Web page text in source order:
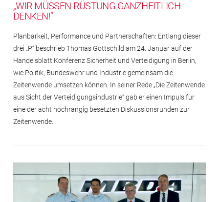
„WIR MÜSSEN RÜSTUNG GANZHEITLICH
DENKEN!“
Planbarkeit, Performance und Partnerschaften: Entlang dieser
drei „P“ beschrieb Thomas Gottschild am 24. Januar auf der
Handelsblatt Konferenz Sicherheit und Verteidigung in Berlin,
wie Politik, Bundeswehr und Industrie gemeinsam die
Zeitenwende umsetzen können. In seiner Rede „Die Zeitenwende
aus Sicht der Verteidigungsindustrie“ gab er einen Impuls für
eine der acht hochrangig besetzten Diskussionsrunden zur
Zeitenwende.